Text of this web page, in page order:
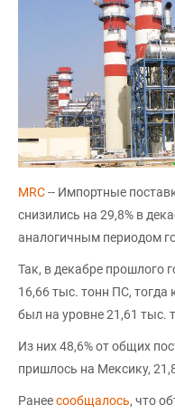
MRC-- Импортные
снизились на 29,8% в
аналогичным периодом
Так, в декабре прошлого
16,66 тыс. тонн ПС, тогда
был на уровне 21,61 тыс.
Из них 48,6% от общих
пришлось на Мексику,
Ранеесообщалось, что